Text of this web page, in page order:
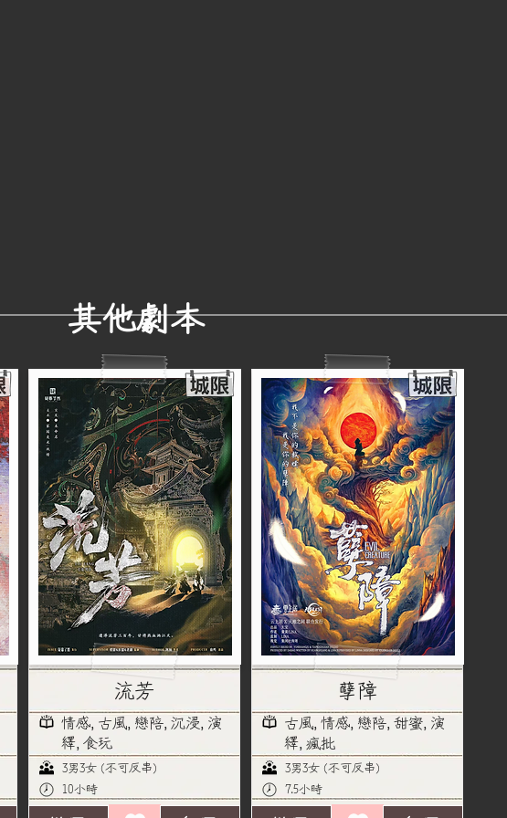
​其他劇本
流芳
情感, 古風, 戀陪, 沉浸, 演
繹, 食玩
3男3女 (不可反串)
10小時
孽障
古風, 情感, 戀陪, 甜蜜, 演
繹, 瘋批
3男3女 (不可反串)
7.5小時